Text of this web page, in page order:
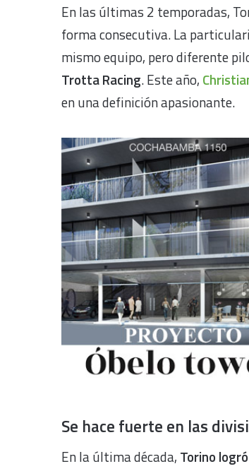
En las últimas 2 temporadas,
forma consecutiva. La
mismo equipo, pero diferente
Trotta Racing. Este año,
en una definición apasionante.
Se hace fuerte en las
En la última década, Torino